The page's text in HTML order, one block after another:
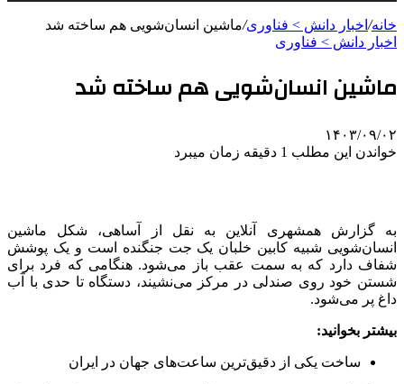
خانه/ اخبار دانش > فناوری‌/ماشین انسان‌شویی هم ساخته شد
اخبار دانش > فناوری‌
ماشین انسان‌شویی هم ساخته شد
۱۴۰۳/۰۹/۰۲
خواندن این مطلب 1 دقیقه زمان میبرد
به گزارش همشهری آنلاین به نقل از آساهی، شکل ماشین
انسان‌شویی شبیه کابین خلبان یک جت جنگنده است و یک پوشش
شفاف دارد که به سمت عقب باز می‌شود. هنگامی که فرد برای
شستن خود روی صندلی در مرکز می‌نشیند، دستگاه تا حدی با آب
داغ پر می‌شود.
بیشتر بخوانید:
ساخت یکی از دقیق‌ترین ساعت‌های جهان در ایران